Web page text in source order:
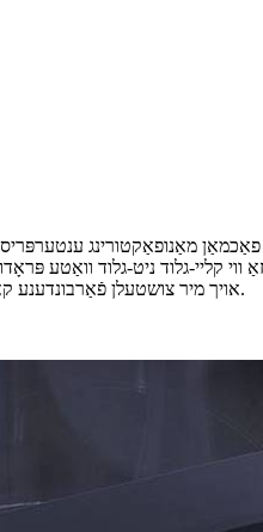
מאַנופאַקטורינג
אויך מיר צושטעלן פֿאַרבונדענע קאָלדרע מאַשין, מעדיציניש וואַטע מאַשין און ספּיננינג מאשינען, קיין אָנפרעג פון טעקסטיל מאַשין אָדער פּרייַז זענען וואָרמלי באַגריסן.